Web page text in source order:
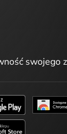
swojego